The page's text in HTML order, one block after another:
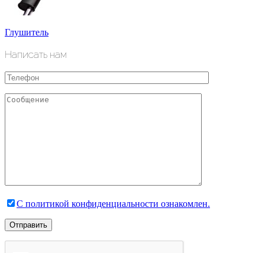
Глушитель
Написать нам
С политикой конфиденциальности ознакомлен.